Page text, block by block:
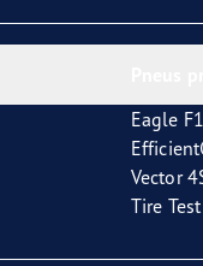
Eagle
Vector
Tire